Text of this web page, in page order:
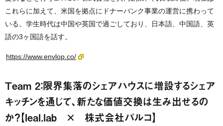
これらに加えて、米国を拠点にドナーバンク事業の運営に携わって
いる。学生時代は中国や英国で過ごしており、日本語、中国語、英
語の3ヶ国語を話す。
https://www.envlop.co/
Team 2：限界集落のシェアハウスに増設するシェア
キッチンを通じて、新たな価値交換は生み出せるの
か？【leal.lab × 株式会社パルコ】